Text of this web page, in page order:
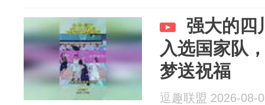
强大的四
入选国家队
梦送祝福
逗趣联盟 2026-08-